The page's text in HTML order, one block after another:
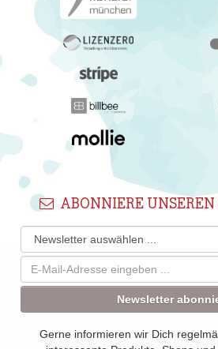
ABONNIERE
Newsletter
Gerne informieren wir Dich